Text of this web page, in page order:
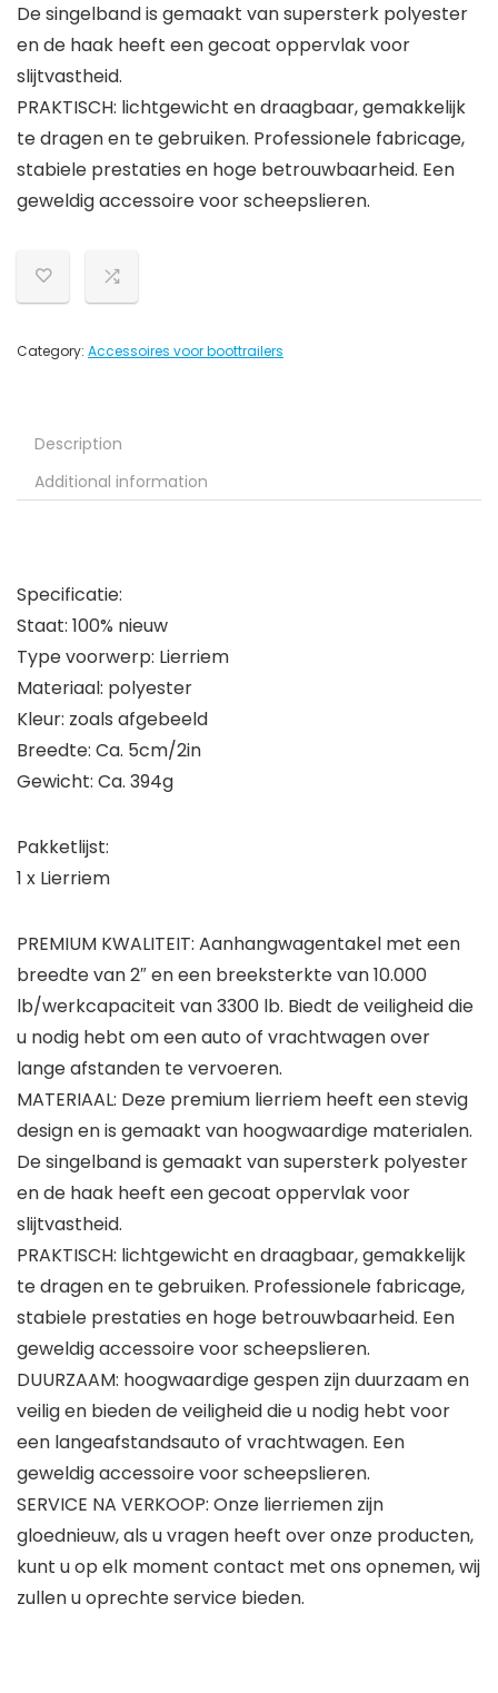
De singelband is gemaakt van supersterk polyester
en de haak heeft een gecoat oppervlak voor
slijtvastheid.
PRAKTISCH: lichtgewicht en draagbaar, gemakkelijk
te dragen en te gebruiken. Professionele fabricage,
stabiele prestaties en hoge betrouwbaarheid. Een
geweldig accessoire voor scheepslieren.
Category: Accessoires voor boottrailers
Description
Additional information
Specificatie:
Staat: 100% nieuw
Type voorwerp: Lierriem
Materiaal: polyester
Kleur: zoals afgebeeld
Breedte: Ca. 5cm/2in
Gewicht: Ca. 394g
Pakketlijst:
1 x Lierriem
PREMIUM KWALITEIT: Aanhangwagentakel met een
breedte van 2″ en een breeksterkte van 10.000
lb/werkcapaciteit van 3300 lb. Biedt de veiligheid die
u nodig hebt om een ​​auto of vrachtwagen over
lange afstanden te vervoeren.
MATERIAAL: Deze premium lierriem heeft een stevig
design en is gemaakt van hoogwaardige materialen.
De singelband is gemaakt van supersterk polyester
en de haak heeft een gecoat oppervlak voor
slijtvastheid.
PRAKTISCH: lichtgewicht en draagbaar, gemakkelijk
te dragen en te gebruiken. Professionele fabricage,
stabiele prestaties en hoge betrouwbaarheid. Een
geweldig accessoire voor scheepslieren.
DUURZAAM: hoogwaardige gespen zijn duurzaam en
veilig en bieden de veiligheid die u nodig hebt voor
een langeafstandsauto of vrachtwagen. Een
geweldig accessoire voor scheepslieren.
SERVICE NA VERKOOP: Onze lierriemen zijn
gloednieuw, als u vragen heeft over onze producten,
kunt u op elk moment contact met ons opnemen, wij
zullen u oprechte service bieden.